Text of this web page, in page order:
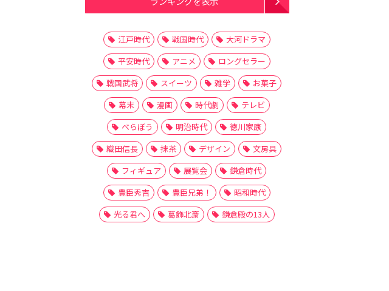
江戸時代 戦国時代
大河ドラマ
平安時代
アニメ
ロングセラー
戦国武将
スイーツ 雑学
お菓子
幕末
漫画 時代劇
テレビ
べらぼう
明治時代
徳川家康
織田信長
抹茶 デザイン
文房具
フィギュア
展覧会
鎌倉時代
豊臣秀吉
豊臣兄弟！
昭和時代
光る君へ
葛飾北斎 鎌倉殿の13人